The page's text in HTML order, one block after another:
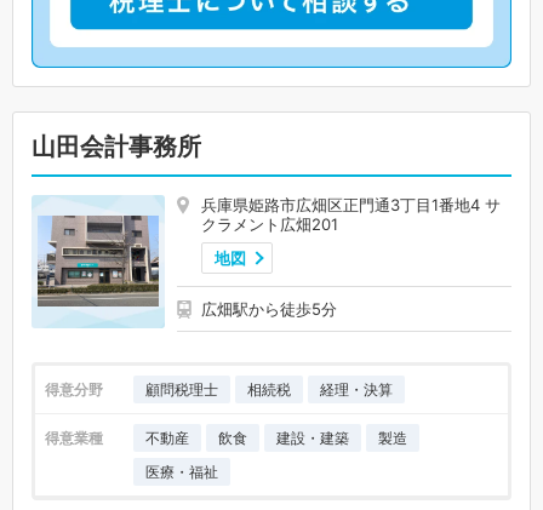
山田会計事務所
兵庫県姫路市広畑区正門通3丁目1番地4 サ
クラメント広畑201
地図
広畑駅から徒歩5分
得意分野 顧問税理士 相続税 経理・決算
得意業種 不動産 飲食 建設・建築
製造
医療・福祉